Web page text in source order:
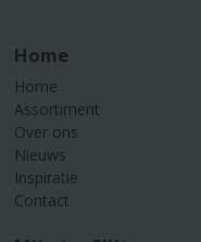
Home
Home
Assortiment
Over ons
Nieuws
Inspiratie
Contact